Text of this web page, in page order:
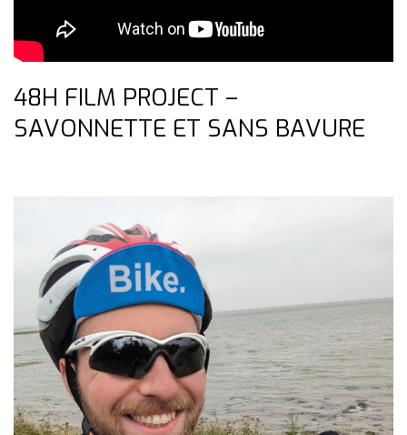
48H FILM PROJECT –
SAVONNETTE ET SANS BAVURE